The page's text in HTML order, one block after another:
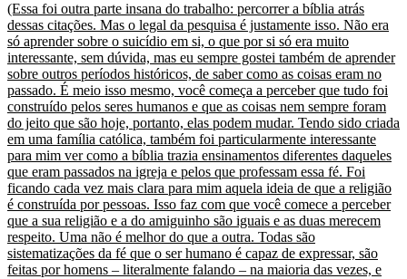
(Essa foi outra parte insana do trabalho: percorrer a bíblia atrás
dessas citações. Mas o legal da pesquisa é justamente isso. Não era
só aprender sobre o suicídio em si, o que por si só era muito
interessante, sem dúvida, mas eu sempre gostei também de aprender
sobre outros períodos históricos, de saber como as coisas eram no
passado. É meio isso mesmo, você começa a perceber que tudo foi
construído pelos seres humanos e que as coisas nem sempre foram
do jeito que são hoje, portanto, elas podem mudar. Tendo sido criada
em uma família católica, também foi particularmente interessante
para mim ver como a bíblia trazia ensinamentos diferentes daqueles
que eram passados na igreja e pelos que professam essa fé. Foi
ficando cada vez mais clara para mim aquela ideia de que a religião
é construída por pessoas. Isso faz com que você comece a perceber
que a sua religião e a do amiguinho são iguais e as duas merecem
respeito. Uma não é melhor do que a outra. Todas são
sistematizações da fé que o ser humano é capaz de expressar, são
feitas por homens – literalmente falando – na maioria das vezes, e